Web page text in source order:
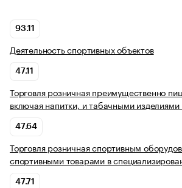
93.11
Деятельность спортивных объектов
47.11
Торговля розничная преимущественно
включая напитки, и табачными
47.64
Торговля розничная спортивным
спортивными товарами в
47.71